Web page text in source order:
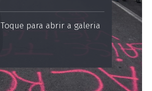
Toque para abrir a galeria